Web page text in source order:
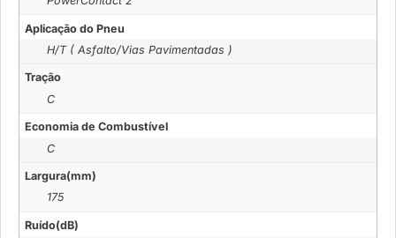
Aplicação do Pneu
H/T ( Asfalto/Vias Pavimentadas )
Tração
C
Economia de Combustível
C
Largura(mm)
175
Ruído(dB)